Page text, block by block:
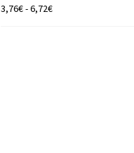
3,76€-6,72€Rango